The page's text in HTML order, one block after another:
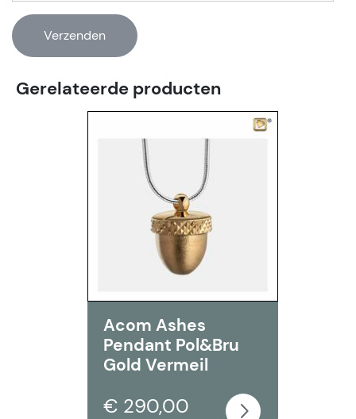
Gerelateerde producten
Acom Ashes
Pendant Pol&Bru
Gold Vermeil
€ 290,00